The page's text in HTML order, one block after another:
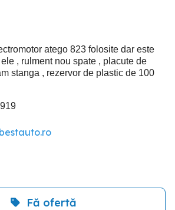
atego 823 folosite dar este
, rulment nou spate , placute de
stanga , rezervor de plastic de 100
Fă ofertă